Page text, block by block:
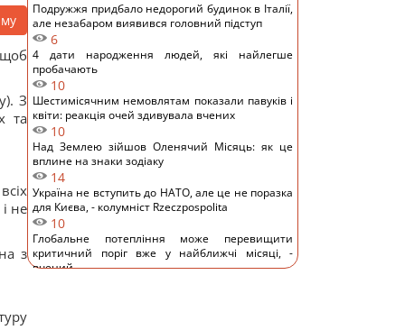
З
та
не
з
Подружжя придбало недорогий будинок в Італії,
але незабаром виявився головний підступ
6
4 дати народження людей, які найлегше
пробачають
10
Шестимісячним немовлятам показали павуків і
квіти: реакція очей здивувала вчених
10
Над Землею зійшов Оленячий Місяць: як це
вплине на знаки зодіаку
14
Україна не вступить до НАТО, але це не поразка
для Києва, - колумніст Rzeczpospolita
10
Глобальне потепління може перевищити
критичний поріг вже у найближчі місяці, -
вчений